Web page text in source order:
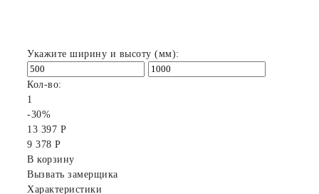
Укажите ширину и высоту (мм):
Кол-во:
1
-30%
13 397 Р
9 378 Р
В корзину
Вызвать замерщика
Характеристики